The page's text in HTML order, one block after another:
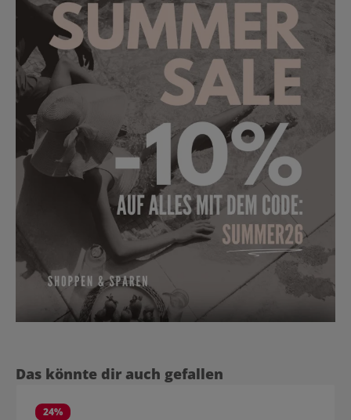
Produktgalerie überspringen
Das könnte dir auch gefallen
24%